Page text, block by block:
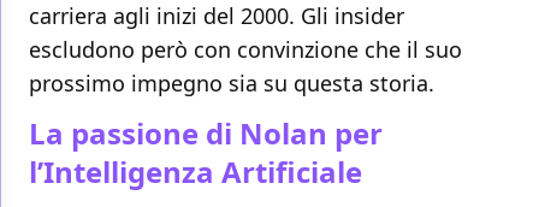
carriera agli inizi del 2000. Gli insider
escludono però con convinzione che il suo
prossimo impegno sia su questa storia.
La passione di Nolan per
l’Intelligenza Artificiale